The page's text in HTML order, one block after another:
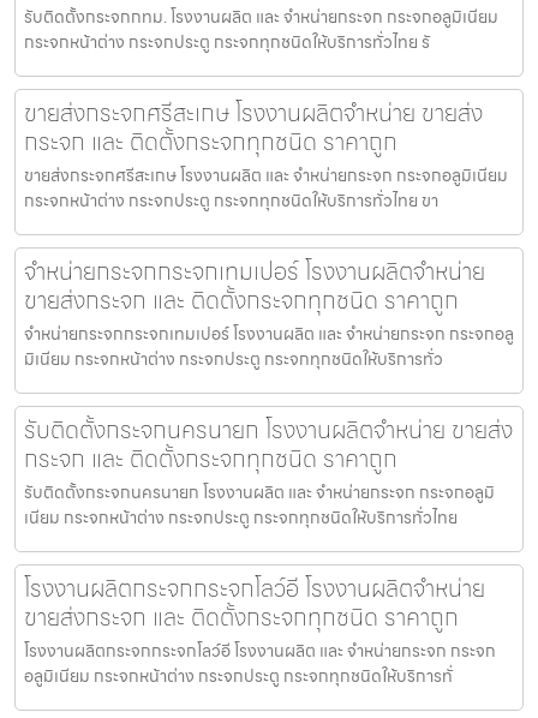
รับติดตั้งกระจกกทม. โรงงานผลิต และ จำหน่ายกระจก กระจกอลูมิเนียม
กระจกหน้าต่าง กระจกประตู กระจกทุกชนิดให้บริการทั่วไทย รั
ขายส่งกระจกศรีสะเกษ โรงงานผลิตจำหน่าย ขายส่ง
กระจก และ ติดตั้งกระจกทุกชนิด ราคาถูก
ขายส่งกระจกศรีสะเกษ โรงงานผลิต และ จำหน่ายกระจก กระจกอลูมิเนียม
กระจกหน้าต่าง กระจกประตู กระจกทุกชนิดให้บริการทั่วไทย ขา
จำหน่ายกระจกกระจกเทมเปอร์ โรงงานผลิตจำหน่าย
ขายส่งกระจก และ ติดตั้งกระจกทุกชนิด ราคาถูก
จำหน่ายกระจกกระจกเทมเปอร์ โรงงานผลิต และ จำหน่ายกระจก กระจกอลู
มิเนียม กระจกหน้าต่าง กระจกประตู กระจกทุกชนิดให้บริการทั่ว
รับติดตั้งกระจกนครนายก โรงงานผลิตจำหน่าย ขายส่ง
กระจก และ ติดตั้งกระจกทุกชนิด ราคาถูก
รับติดตั้งกระจกนครนายก โรงงานผลิต และ จำหน่ายกระจก กระจกอลูมิ
เนียม กระจกหน้าต่าง กระจกประตู กระจกทุกชนิดให้บริการทั่วไทย
โรงงานผลิตกระจกกระจกโลว์อี โรงงานผลิตจำหน่าย
ขายส่งกระจก และ ติดตั้งกระจกทุกชนิด ราคาถูก
โรงงานผลิตกระจกกระจกโลว์อี โรงงานผลิต และ จำหน่ายกระจก กระจก
อลูมิเนียม กระจกหน้าต่าง กระจกประตู กระจกทุกชนิดให้บริการทั่